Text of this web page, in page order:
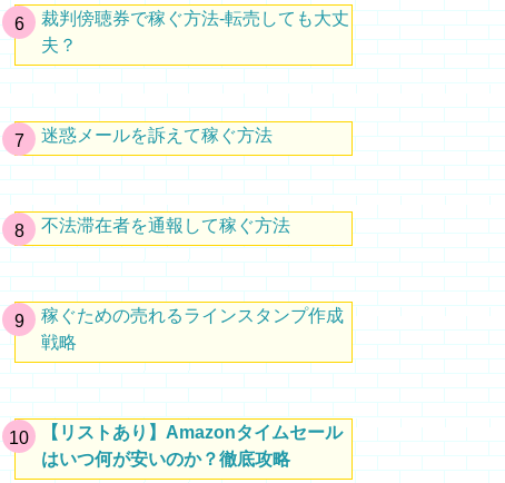
裁判傍聴券で稼ぐ方法-転売しても大丈
夫？
迷惑メールを訴えて稼ぐ方法
不法滞在者を通報して稼ぐ方法
稼ぐための売れるラインスタンプ作成
戦略
【リストあり】Amazonタイムセール
はいつ何が安いのか？徹底攻略